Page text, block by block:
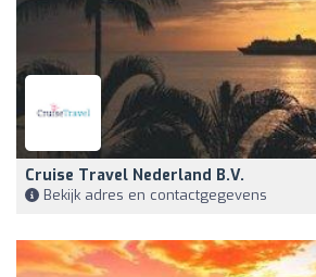
Cruise Travel Nederland B.V.
Bekijk adres en contactgegevens